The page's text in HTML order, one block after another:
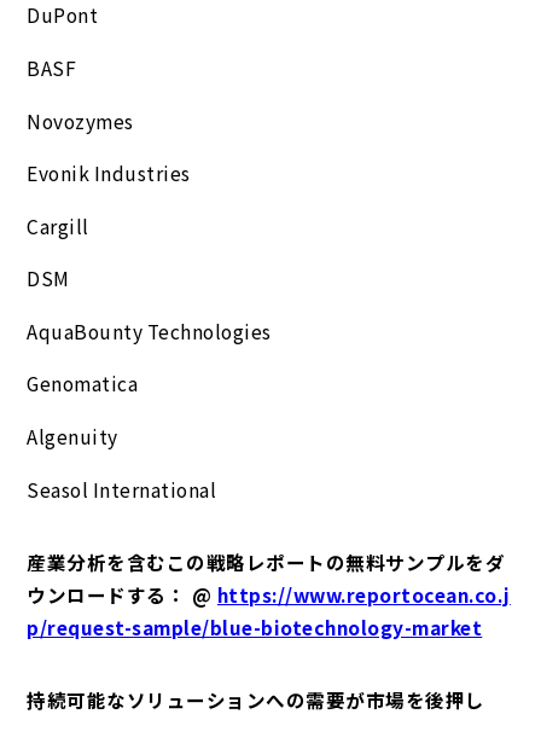
DuPont
BASF
Novozymes
Evonik Industries
Cargill
DSM
AquaBounty Technologies
Genomatica
Algenuity
Seasol International
産業分析を含むこの戦略レポートの無料サンプルをダ
ウンロードする： @ https://www.reportocean.co.j
p/request-sample/blue-biotechnology-market
持続可能なソリューションへの需要が市場を後押し